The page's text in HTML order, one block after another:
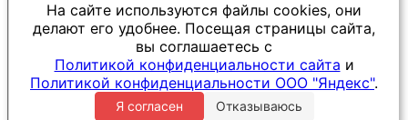
На сайте используются файлы cookies, они
делают его удобнее. Посещая страницы сайта,
вы соглашаетесь с
Политикой конфиденциальности сайта и
Политикой конфиденциальности ООО "Яндекс".
Я согласен Отказываюсь